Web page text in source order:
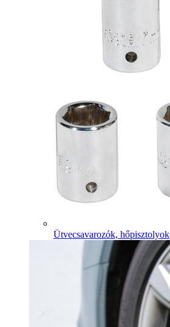
Ütvecsavarozók, hőpisztolyok